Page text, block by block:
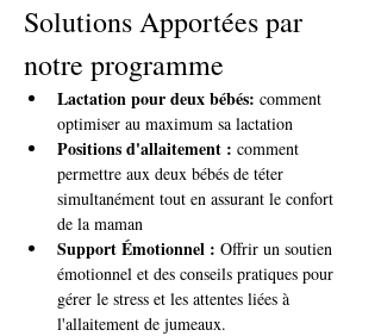
Solutions Apportées par
notre programme
Lactation pour deux bébés: comment
optimiser au maximum sa lactation
Positions d'allaitement : comment
permettre aux deux bébés de téter
simultanément tout en assurant le confort
de la maman
Support Émotionnel : Offrir un soutien
émotionnel et des conseils pratiques pour
gérer le stress et les attentes liées à
l'allaitement de jumeaux.